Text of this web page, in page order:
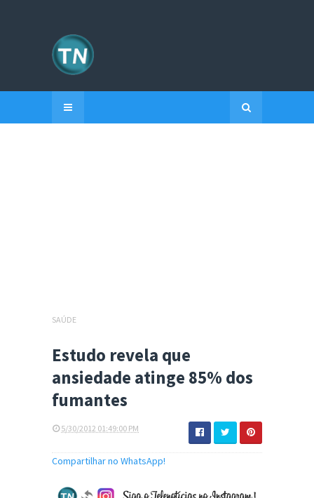
SAÚDE
Estudo revela que
ansiedade atinge 85% dos
fumantes
5/30/2012 01:49:00 PM
Compartilhar no WhatsApp!